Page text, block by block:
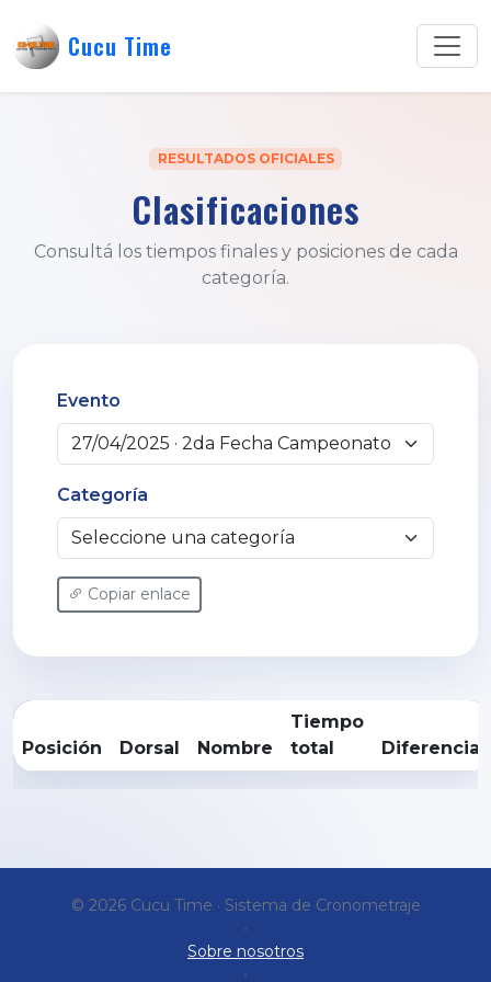
Cucu Time
RESULTADOS OFICIALES
Clasificaciones
Consultá los tiempos finales y posiciones de cada
categoría.
Evento
Categoría
Copiar enlace
Posición Dorsal Nombre
Tiempo
total
Diferencia
© 2026 Cucu Time · Sistema de Cronometraje
•
Sobre nosotros
•